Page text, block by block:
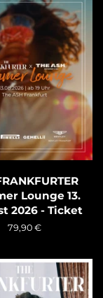
Lounge 13.
2026 - Ticket
Normaler
79,90 €